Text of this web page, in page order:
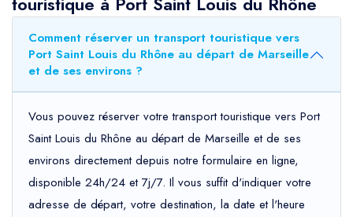
Comment réserver un transport touristique vers
Port Saint Louis du Rhône au départ de Marseille
et de ses environs ?
Vous pouvez réserver votre transport touristique vers Port
Saint Louis du Rhône au départ de Marseille et de ses
environs directement depuis notre formulaire en ligne,
disponible 24h/24 et 7j/7. Il vous suffit d'indiquer votre
adresse de départ, votre destination, la date et l'heure